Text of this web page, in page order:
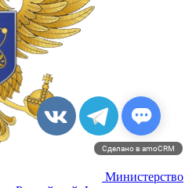
Министерство
Сделано в amoCRM